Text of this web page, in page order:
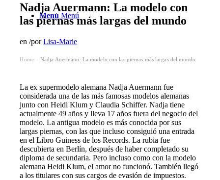
Menú Menú
Nadja Auermann: La modelo con
las piernas más largas del mundo
en/porLisa-Marie
Home Nadja Auermann: La modelo con las piernas más largas del mundo
La ex supermodelo alemana Nadja Auermann fue
considerada una de las más famosas modelos alemanas
junto con Heidi Klum y Claudia Schiffer. Nadja tiene
actualmente 49 años y lleva 17 años fuera del negocio del
modelo. La antigua modelo es más conocida por sus
largas piernas, con las que incluso consiguió una entrada
en el Libro Guiness de los Records. La rubia fue
descubierta en Berlín, después de haber completado su
diploma de secundaria. Pero incluso como con la modelo
alemana Heidi Klum, el amor no funcionó. También llegó
a los titulares con sus cargos de evasión de impuestos.